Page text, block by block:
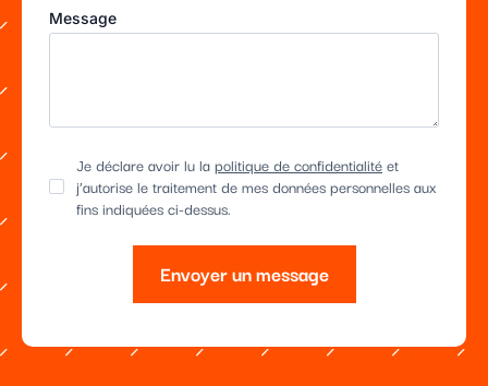
Message
Je déclare avoir lu lapolitique de confidentialitéet
j’autorise le traitement de mes données personnelles aux
fins indiquées ci-dessus.
Envoyer un message